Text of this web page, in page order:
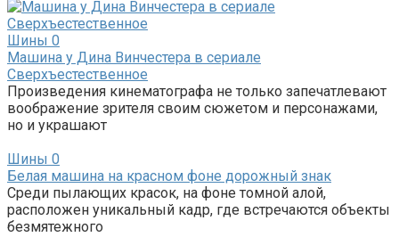
Шины 0
Машина у Дина Винчестера в сериале
Сверхъестественное
Произведения кинематографа не только запечатлевают
воображение зрителя своим сюжетом и персонажами,
но и украшают
Шины 0
Белая машина на красном фоне дорожный знак
Среди пылающих красок, на фоне томной алой,
расположен уникальный кадр, где встречаются объекты
безмятежного